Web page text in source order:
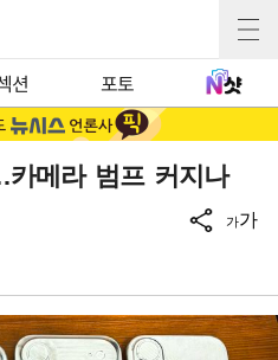
션 포토
메라 범프 커지나
가가